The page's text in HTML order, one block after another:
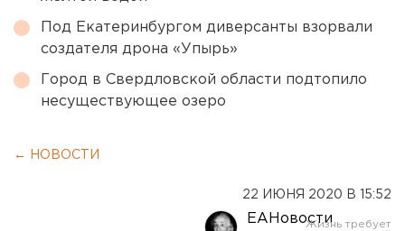
Под Екатеринбургом диверсанты взорвали
создателя дрона «Упырь»
Город в Свердловской области подтопило
несуществующее озеро
← НОВОСТИ
22 ИЮНЯ 2020 В 15:52
ЕАНовости